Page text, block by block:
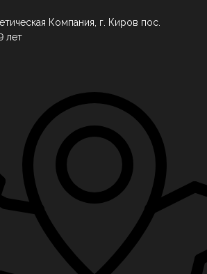
Компания, г. Киров пос.
лет